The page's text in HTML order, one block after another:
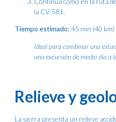
la CV-581.
Tiempo estimado: 45 min (40 km)
Ideal para combinar una
una excursión de medio día a
Relieve y
La sierra presenta un relieve